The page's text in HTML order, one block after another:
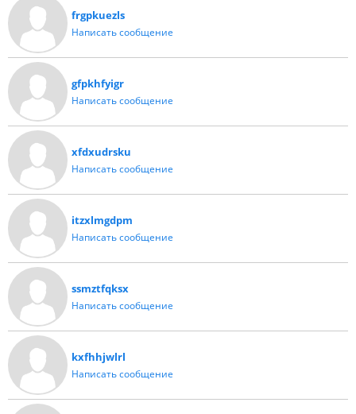
frgpkuezls
Написать сообщение
gfpkhfyigr
Написать сообщение
xfdxudrsku
Написать сообщение
itzxlmgdpm
Написать сообщение
ssmztfqksx
Написать сообщение
kxfhhjwlrl
Написать сообщение